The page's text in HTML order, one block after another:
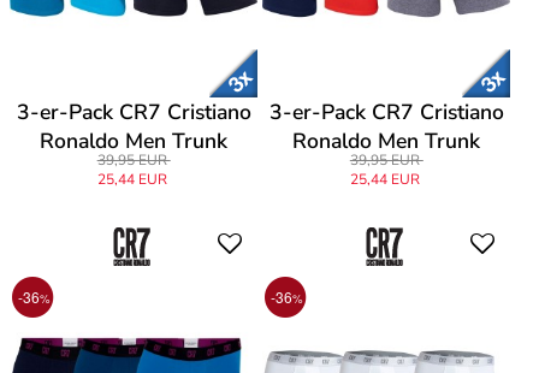
3-er-Pack CR7 Cristiano
Ronaldo Men Trunk
39,95 EUR
25,44 EUR
3-er-Pack CR7 Cristiano
Ronaldo Men Trunk
39,95 EUR
25,44 EUR
-36% -36%